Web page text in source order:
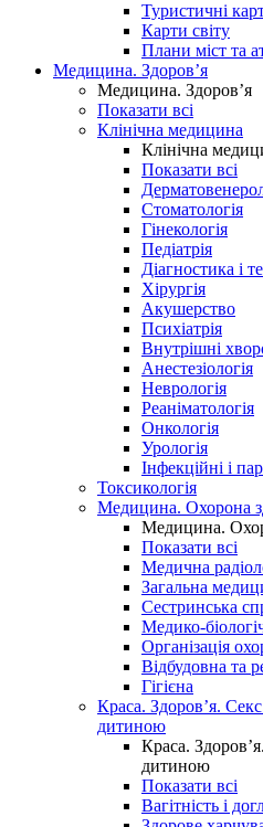
Туристичні
Карти світу
Плани міст та
Медицина. Здоров’я
Медицина. Здоров’я
Показати всі
Клінічна медицина
Клінічна
Показати всі
Стоматологія
Гінекологія
Педіатрія
Діагностика і
Хірургія
Акушерство
Психіатрія
Внутрішні
Анестезіологія
Неврологія
Реаніматологія
Онкологія
Урологія
Інфекційні і
Токсикологія
Медицина. Охорона
Медицина.
Показати всі
Медична
Загальна
Сестринська
Медико-
Організація
Відбудовна та
Гігієна
Краса. Здоров’я.
дитиною
Краса.
дитиною
Показати всі
Вагітність і